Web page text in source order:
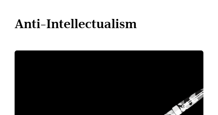
Anti-Intellectualism